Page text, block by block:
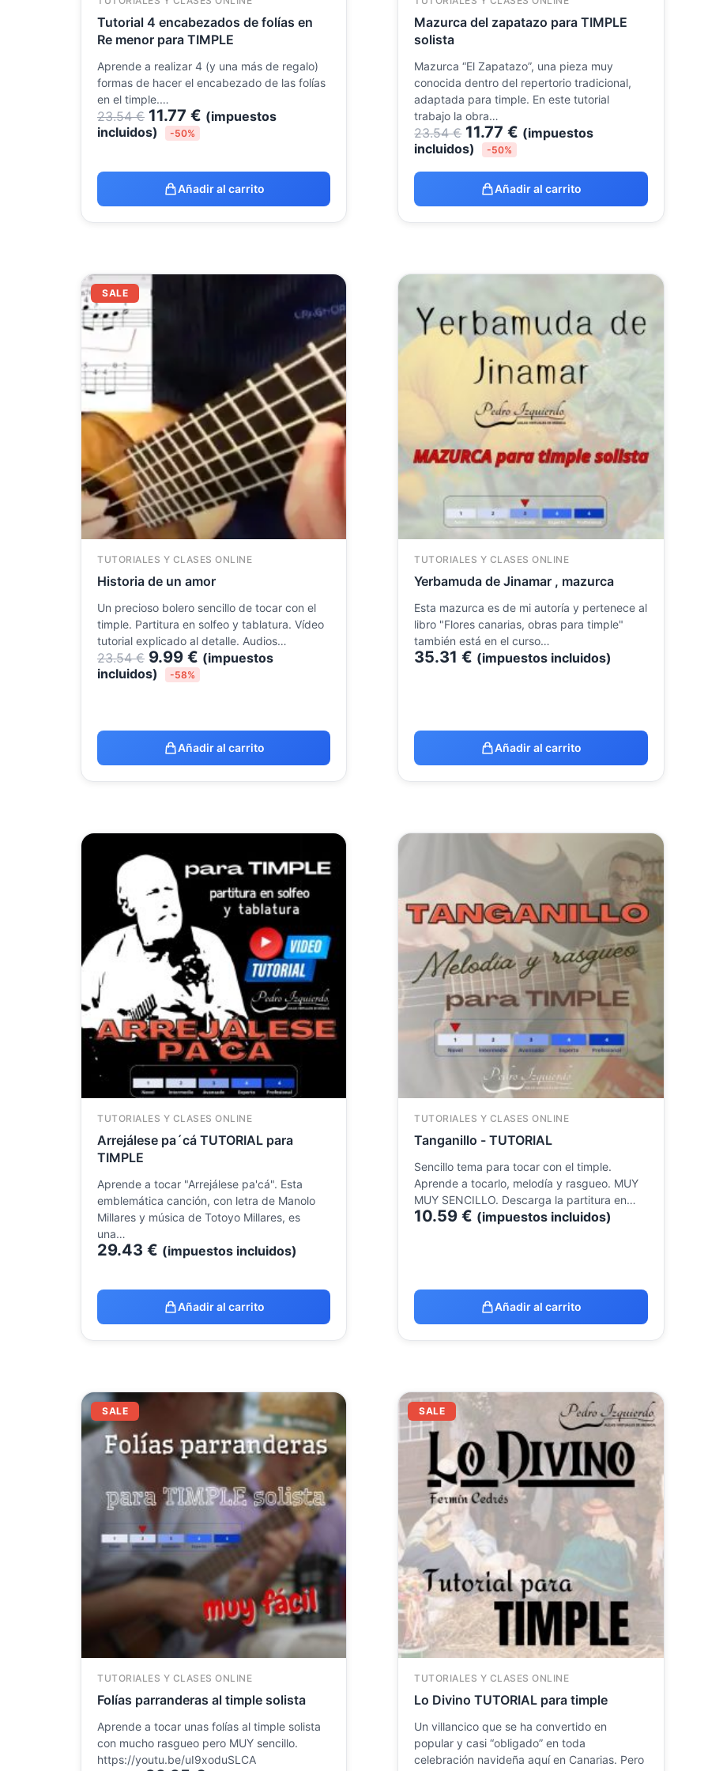
Tutorial 4 encabezados de folías en
Re menor para TIMPLE
Aprende a realizar 4 (y una más de regalo)
formas de hacer el encabezado de las folías
en el timple.…
23.54€ 11.77 € (impuestos
incluidos)
-50%
Añadir al carrito
Mazurca del zapatazo para TIMPLE
solista
Mazurca “El Zapatazo”, una pieza muy
conocida dentro del repertorio tradicional,
adaptada para timple. En este tutorial
trabajo la obra…
23.54€ 11.77€ (impuestos
incluidos)
-50%
Añadir al carrito
SALE
TUTORIALES Y CLASES ONLINE
Historia de un amor
Un precioso bolero sencillo de tocar con el
timple. Partitura en solfeo y tablatura. Vídeo
tutorial explicado al detalle. Audios…
23.54€
El
precio
original
era:
9.99 € (impuestos
incluidos)
-58%
Añadir al carrito
TUTORIALES Y CLASES ONLINE
Yerbamuda de Jinamar , mazurca
Esta mazurca es de mi autoría y pertenece al
libro "Flores canarias, obras para timple"
también está en el curso…
35.31€ (impuestos incluidos)
Añadir al carrito
TUTORIALES Y CLASES ONLINE
Arrejálese pa´cá TUTORIAL para
TIMPLE
Aprende a tocar "Arrejálese pa'cá". Esta
emblemática canción, con letra de Manolo
Millares y música de Totoyo Millares, es
una…
29.43 € (impuestos incluidos)
Añadir al carrito
TUTORIALES Y CLASES ONLINE
Tanganillo - TUTORIAL
Sencillo tema para tocar con el timple.
Aprende a tocarlo, melodía y rasgueo. MUY
MUY SENCILLO. Descarga la partitura en…
10.59€ (impuestos incluidos)
Añadir al carrito
SALE
TUTORIALES Y CLASES ONLINE
Folías parranderas al timple solista
Aprende a tocar unas folías al timple solista
con mucho rasgueo pero MUY sencillo.
https://youtu.be/uI9xoduSLCA
El
original
era:
48.15 €.
El
precio
actual
es:
29.95 €.
SALE
TUTORIALES Y CLASES ONLINE
Lo Divino TUTORIAL para timple
Un villancico que se ha convertido en
popular y casi “obligado” en toda
celebración navideña aquí en Canarias. Pero
El
precio
original
era:
23.54 €.
precio
actual
es:
18.19 €.